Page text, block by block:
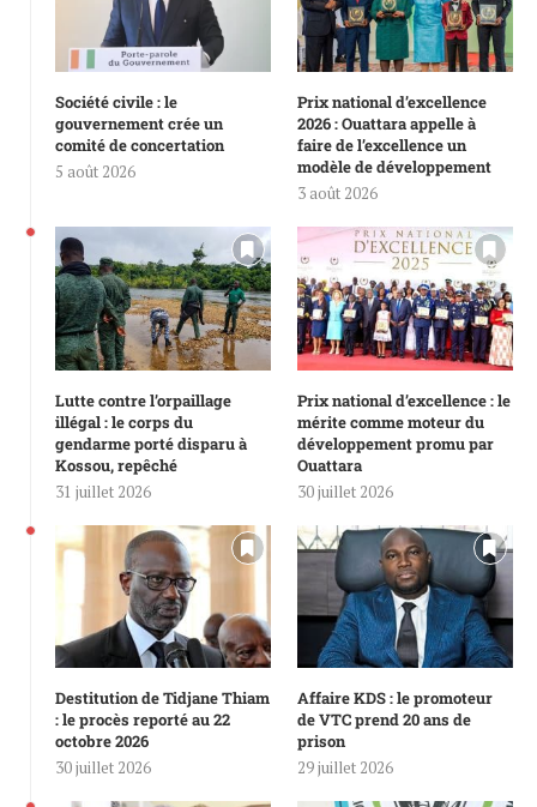
Société civile : le
gouvernement crée un
comité de concertation
5 août 2026
Prix national d’excellence
2026 : Ouattara appelle à
faire de l’excellence un
modèle de développement
3 août 2026
Lutte contre l’orpaillage
illégal : le corps du
gendarme porté disparu à
Kossou, repêché
31 juillet 2026
Prix national d’excellence : le
mérite comme moteur du
développement promu par
Ouattara
30 juillet 2026
Destitution de Tidjane Thiam
: le procès reporté au 22
octobre 2026
30 juillet 2026
Affaire KDS : le promoteur
de VTC prend 20 ans de
prison
29 juillet 2026